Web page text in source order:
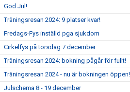
God Jul!
Träningsresan 2024: 9 platser kvar!
Fredags-Fys inställd pga sjukdom
Cirkelfys på torsdag 7 december
Träningsresan 2024: bokning pågår för fullt!
Träningsresan 2024 - nu är bokningen öppen!
Julschema 8 - 19 december